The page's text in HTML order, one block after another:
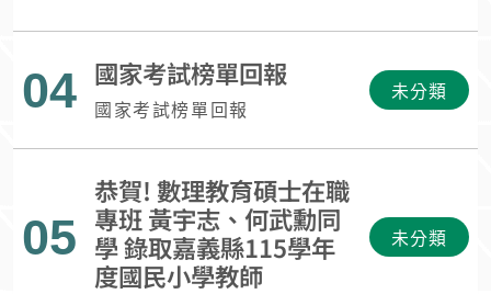
04 國家考試榜單回報
國家考試榜單回報
未分類
05
恭賀! 數理教育碩士在職
專班 黃宇志、何武勳同
學 錄取嘉義縣115學年
度國民小學教師
未分類